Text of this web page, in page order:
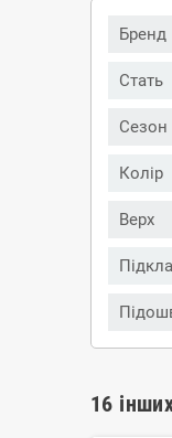
Бренд
Стать
Сезон
Колір
Верх
16